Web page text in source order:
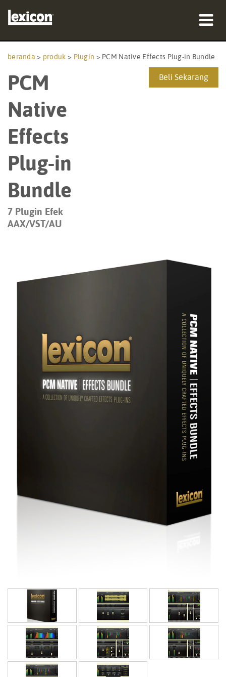
produk
tempat membeli
pelatihan
dukungan
Bahasa/Wilayah
beranda > produk > Plugin > PCM Native Effects Plug-in Bundle
PCM
Native
Effects
Plug-in
Bundle
7 Plugin Efek
AAX/VST/AU
Beli Sekarang